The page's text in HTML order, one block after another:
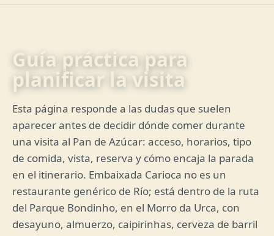
Guía práctica para
planificar la visita
Esta página responde a las dudas que suelen
aparecer antes de decidir dónde comer durante
una visita al Pan de Azúcar: acceso, horarios, tipo
de comida, vista, reserva y cómo encaja la parada
en el itinerario. Embaixada Carioca no es un
restaurante genérico de Río; está dentro de la ruta
del Parque Bondinho, en el Morro da Urca, con
desayuno, almuerzo, caipirinhas, cerveza de barril